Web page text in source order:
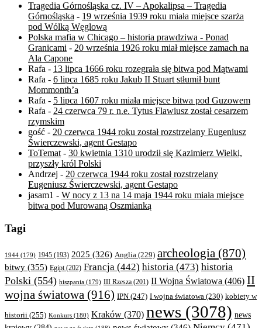
Tragedia Górnośląska cz. IV – Apokalipsa – Tragedia
Górnośląska - 19 września 1939 roku miała miejsce szarża
pod Wólką Węglową
Polska mafia w Chicago – historia prawdziwa - Ponad
Granicami - 20 września 1926 roku miał miejsce zamach na
Ala Capone
Rafa - 13 lipca 1666 roku rozegrała się bitwa pod Mątwami
Rafa - 6 lipca 1685 roku Jakub II Stuart stłumił bunt
Mommonth’a
Rafa - 5 lipca 1607 roku miała miejsce bitwa pod Guzowem
Rafa - 24 czerwca 79 r. n.e. Tytus Flawiusz został cesarzem
rzymskim
gość - 20 czerwca 1944 roku został rozstrzelany Eugeniusz
Świerczewski, agent Gestapo
ToTemat- 30 kwietnia 1310 urodził się Kazimierz Wielki,
przyszły król Polski
Andrzej - 20 czerwca 1944 roku został rozstrzelany
Eugeniusz Świerczewski, agent Gestapo
jasam1 - W nocy z 13 na 14 maja 1944 roku miała miejsce
bitwa pod Murowaną Oszmianką
Tagi
1944 (179) 1945 (193) 2025 (326) Anglia (229) archeologia (870)
bitwy (355) Egipt(202) Francja (442) historia (473) historia
Polski (554) hiszpania (179) III Rzesza (201) II Wojna Światowa (406) II
wojna światowa (916) IPN (247) I wojna światowa (230) kobiety w
historii (255) Konkurs (180) Kraków (370) news (3078) news